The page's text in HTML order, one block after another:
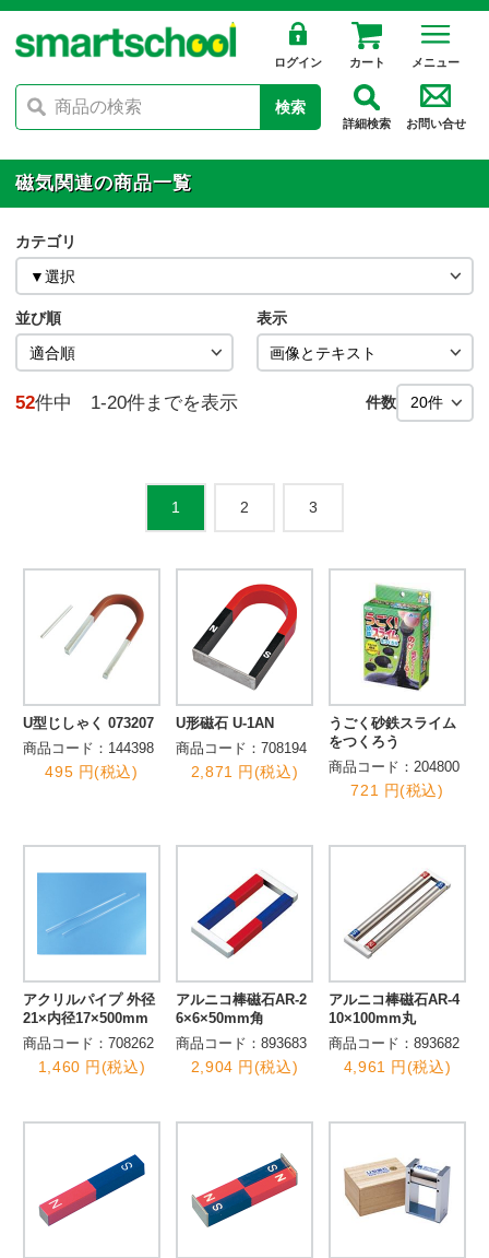
ログイン カート メニュー
検索
詳細検索 お問い合せ
磁気関連の商品一覧
カテゴリ
並び順 表示
52件中 1-20件までを表示 件数
1 2 3
U型じしゃく 073207
商品コード：144398
495 円(税込)
U形磁石 U-1AN
商品コード：708194
2,871 円(税込)
うごく砂鉄スライム
をつくろう
商品コード：204800
721 円(税込)
アクリルパイプ 外径
21×内径17×500mm
商品コード：708262
1,460 円(税込)
アルニコ棒磁石AR-2
6×6×50mm角
商品コード：893683
2,904 円(税込)
アルニコ棒磁石AR-4
10×100mm丸
商品コード：893682
4,961 円(税込)